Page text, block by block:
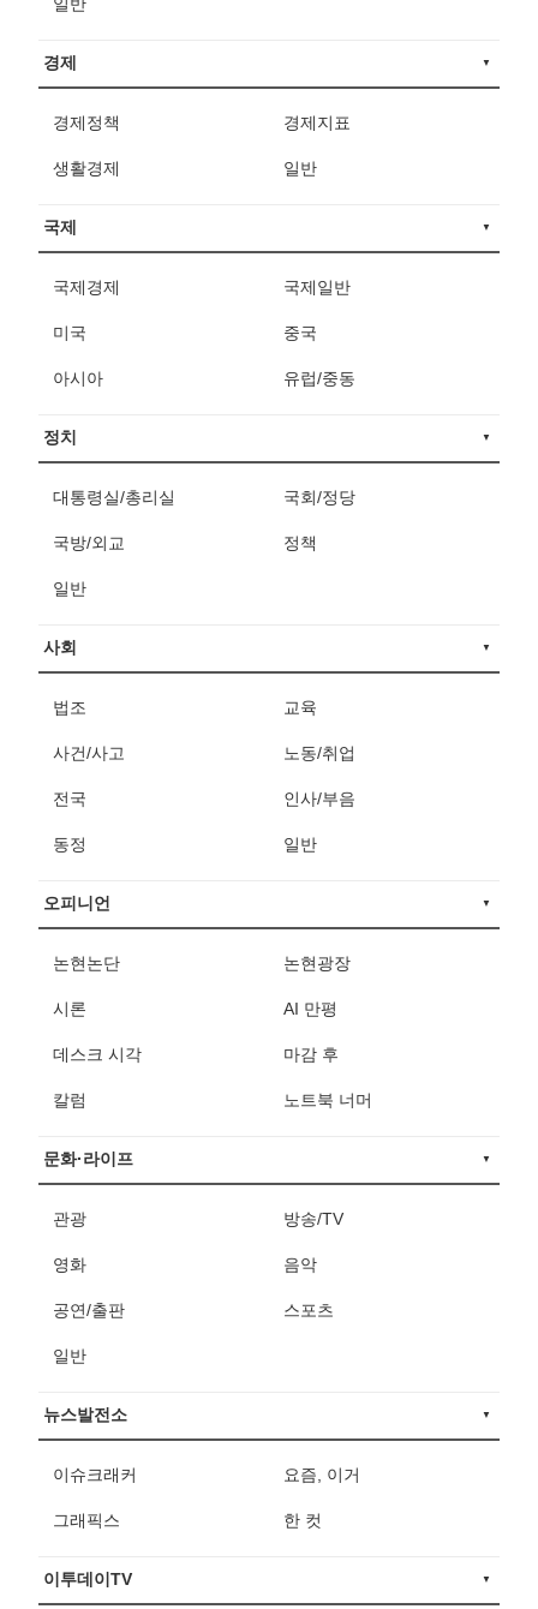
경제
경제정책 경제지표
생활경제 일반
국제
국제경제 국제일반
미국 중국
아시아 유럽/중동
정치
대통령실/총리실 국회/정당
국방/외교 정책
일반
사회
법조 교육
사건/사고 노동/취업
전국 인사/부음
동정 일반
오피니언
논현논단 논현광장
시론 AI 만평
데스크 시각 마감 후
칼럼 노트북 너머
문화·라이프
관광 방송/TV
영화 음악
공연/출판 스포츠
일반
뉴스발전소
이슈크래커 요즘, 이거
그래픽스 한 컷
이투데이TV